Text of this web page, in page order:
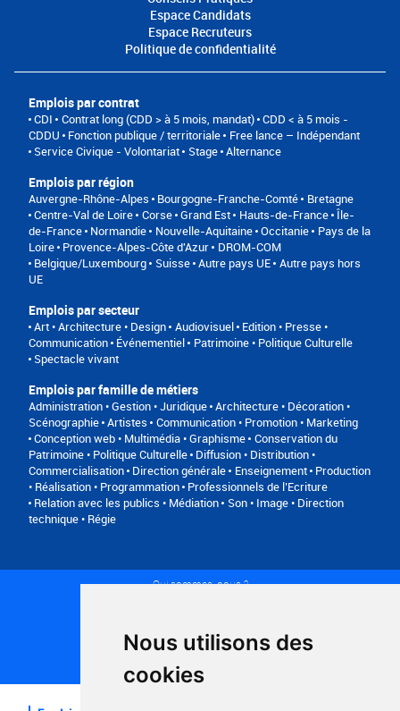
Nous utilisons des
cookies
Espace Candidats
Espace Recruteurs
Politique de confidentialité
Emplois par contrat
CDI Contrat long (CDD > à 5 mois, mandat) CDD < à 5 mois -
CDDU
Fonction publique / territoriale
Free lance – Indépendant
Service Civique - Volontariat
Stage Alternance
Emplois par région
Auvergne-Rhône-Alpes Bourgogne-Franche-Comté
Bretagne
Centre-Val de Loire Corse Grand Est Hauts-de-France Île-
de-France Normandie Nouvelle-Aquitaine Occitanie
Pays de la
Loire Provence-Alpes-Côte d'Azur
DROM-COM
Belgique/Luxembourg
Suisse Autre pays UE Autre pays hors
UE
Emplois par secteur
Art • Architecture • Design Audiovisuel Edition • Presse •
Communication Événementiel
Patrimoine • Politique Culturelle
Spectacle vivant
Emplois par famille de métiers
Administration • Gestion • Juridique Architecture • Décoration •
Scénographie Artistes
Communication • Promotion • Marketing
Conception web • Multimédia • Graphisme Conservation du
Patrimoine • Politique Culturelle Diffusion • Distribution •
Commercialisation Direction générale Enseignement Production
• Réalisation • Programmation Professionnels de l’Ecriture
Relation avec les publics • Médiation
Son • Image • Direction
technique • Régie
Qui sommes-nous ?
Plan du site
FAQ recruteurs
FAQ